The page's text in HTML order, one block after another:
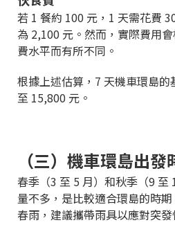
若 1 餐約 100 元，1 天需花費
為 2,100 元。然而，實際費用
費水平而有所不同。
根據上述估算，7 天機車環島
至 15,800 元。
（三）機車環島出發
春季（3 至 5 月）和秋季（9 至
量不多，是比較適合環島的時
春雨，建議攜帶雨具以應對突發